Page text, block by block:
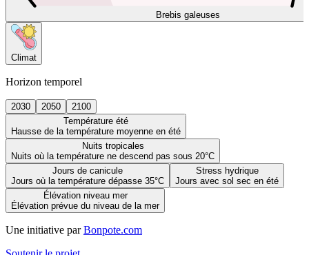
Brebis galeuses
Climat
Horizon temporel
2030 2050
2100
Température été
Hausse de la température moyenne en été
Nuits tropicales
Nuits où la température ne descend pas sous 20°C
Jours de canicule
Jours où la température dépasse 35°C
Stress hydrique
Jours avec sol sec en été
Élévation niveau mer
Élévation prévue du niveau de la mer
Une initiative par Bonpote.com